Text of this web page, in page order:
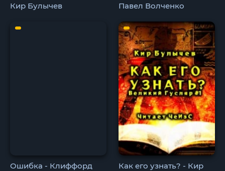
Кир Булычев
Павел Волченко
Ошибка - Клиффорд
Как его узнать? - Кир